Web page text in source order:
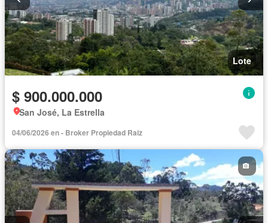
Lote
$ 900.000.000
San José, La Estrella
04/06/2026 en - Broker Propiedad Raiz